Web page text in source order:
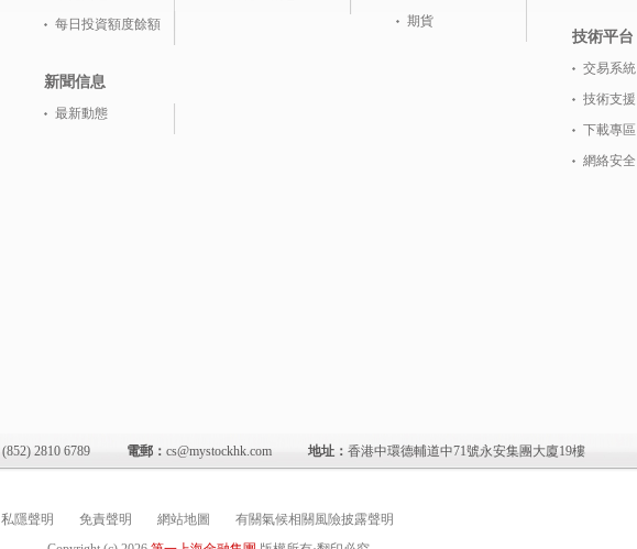
每日投資額度餘額
新聞信息
最新動態
期貨
技術平台
交易系統
技術支援
下載專區
網絡安全
(852) 2810 6789 電郵： cs@mystockhk.com 地址： 香港中環德輔道中71號永安集團大廈19樓
私隱聲明 免責聲明 網站地圖
有關氣候相關風險披露聲明